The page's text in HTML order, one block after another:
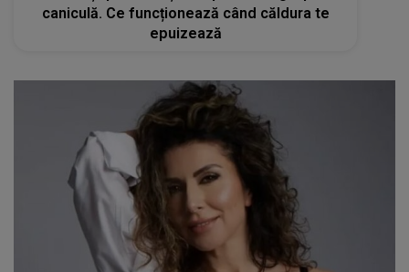
caniculă. Ce funcționează când căldura te
epuizează